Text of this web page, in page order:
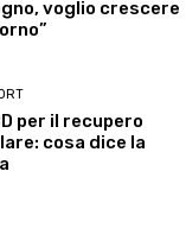
voglio crescere
per il recupero
cosa dice la